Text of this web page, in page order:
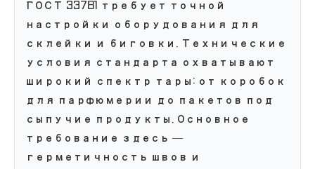
ГОСТ 33781 требует точной
настройки оборудования для
склейки и биговки. Технические
условия стандарта охватывают
широкий спектр тары: от коробок
для парфюмерии до пакетов под
сыпучие продукты. Основное
требование здесь —
герметичность швов и